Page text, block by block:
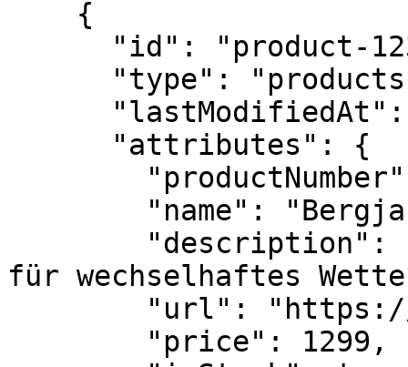
für wechselhaftes